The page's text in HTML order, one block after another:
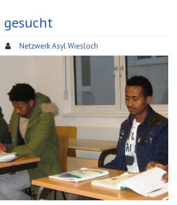
gesucht
Netzwerk Asyl Wiesloch